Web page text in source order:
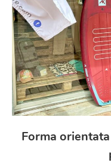
Forma